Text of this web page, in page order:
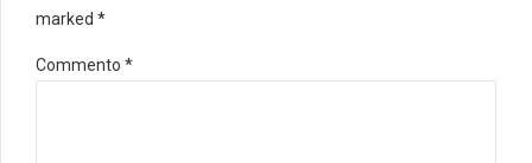
marked *
Commento *